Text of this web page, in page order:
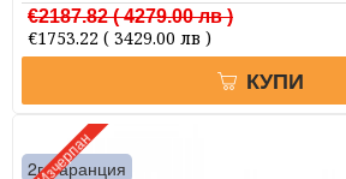
€2187.82( 4279.00 лв )
€1753.22 ( 3429.00 лв )
КУПИ
2г. гаранция
Изчерпан